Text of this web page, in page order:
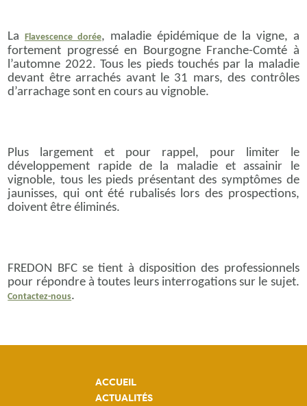
LaFlavescence dorée, maladie épidémique de la vigne, a
fortement progressé en Bourgogne Franche-Comté à
l’automne 2022. Tous les pieds touchés par la maladie
devant être arrachés avant le 31 mars, des contrôles
d’arrachage sont en cours au vignoble.
Plus largement et pour rappel, pour limiter le
développement rapide de la maladie et assainir le
vignoble, tous les pieds présentant des symptômes de
jaunisses, qui ont été rubalisés lors des prospections,
doivent être éliminés.
FREDON BFC se tient à disposition des professionnels
pour répondre à toutes leurs interrogations sur le sujet.
Contactez-nous.
ACCUEIL
ACTUALITÉS